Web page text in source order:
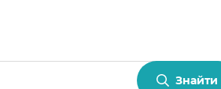
Знайти